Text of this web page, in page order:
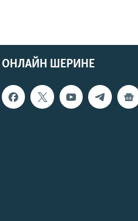
ОНЛАЙН ШЕРИНЕ